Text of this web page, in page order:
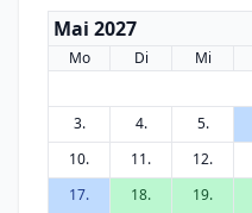
Mai 2027
Mo Di Mi
3.
4. 5.
10.
11. 12.
17.
18. 19.